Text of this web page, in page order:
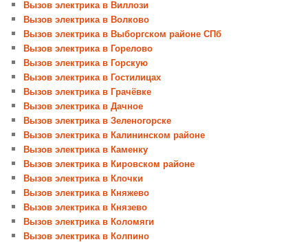
Вызов электрика в Виллози
Вызов электрика в Волково
Вызов электрика в Выборгском районе СПб
Вызов электрика в Горелово
Вызов электрика в Горскую
Вызов электрика в Гостилицах
Вызов электрика в Грачёвке
Вызов электрика в Дачное
Вызов электрика в Зеленогорске
Вызов электрика в Калининском районе
Вызов электрика в Каменку
Вызов электрика в Кировском районе
Вызов электрика в Клочки
Вызов электрика в Княжево
Вызов электрика в Князево
Вызов электрика в Коломяги
Вызов электрика в Колпино